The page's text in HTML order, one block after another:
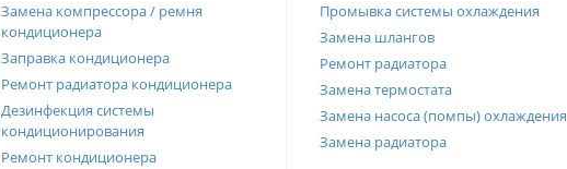
Замена компрессора / ремня
кондиционера
Заправка кондиционера
Ремонт радиатора кондиционера
Дезинфекция системы
кондиционирования
Ремонт кондиционера
Промывка системы охлаждения
Замена шлангов
Ремонт радиатора
Замена термостата
Замена насоса (помпы) охлаждения
Замена радиатора